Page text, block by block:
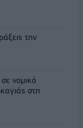
την
νομικό
στη